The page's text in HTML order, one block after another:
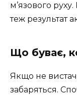
м’язового
теж результат
Що буває,
Якщо не
забаряться.